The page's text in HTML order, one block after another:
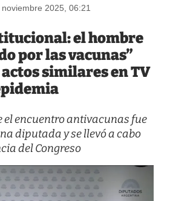
2025, 06:21
el hombre
por las vacunas”
similares en TV
el encuentro antivacunas fue
diputada y se llevó a cabo
del Congreso